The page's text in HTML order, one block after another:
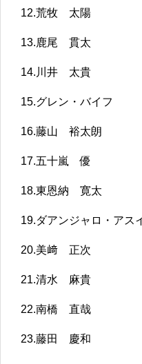
12.荒牧 太陽
13.鹿尾 貫太
14.川井 太貴
15.グレン・バイフ
16.藤山 裕太朗
17.五十嵐 優
18.東恩納 寛太
19.ダアンジャロ・アス
20.美﨑 正次
21.清水 麻貴
22.南橋 直哉
23.藤田 慶和